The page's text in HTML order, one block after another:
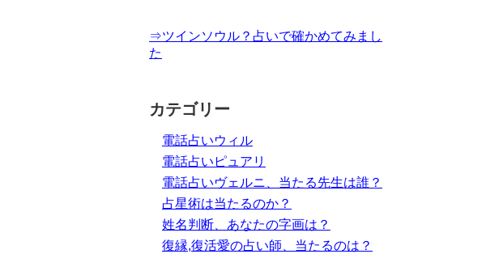
⇒ツインソウル？占いで確かめてみまし
た
カテゴリー
電話占いウィル
電話占いピュアリ
電話占いヴェルニ、当たる先生は誰？
占星術は当たるのか？
姓名判断、あなたの字画は？
復縁,復活愛の占い師、当たるのは？